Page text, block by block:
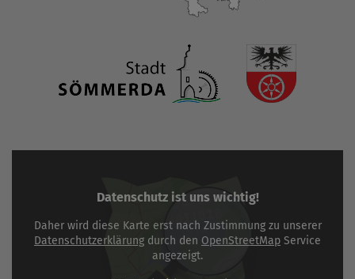
Datenschutz ist uns wichtig!
Daher wird diese Karte erst nach Zustimmung zu unserer
Datenschutzerklärung durch den OpenStreetMap Service
angezeigt.